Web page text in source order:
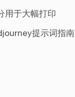
用于大幅打印
提示词指南